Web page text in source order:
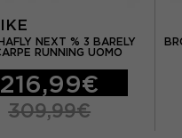
NEXT % 3 BARELY
RUNNING UOMO
216,99€
309,99€